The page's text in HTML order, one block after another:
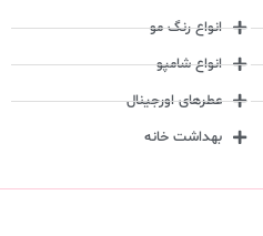
انواع رنگ مو
انواع شامپو
عطرهای اورجینال
بهداشت خانه